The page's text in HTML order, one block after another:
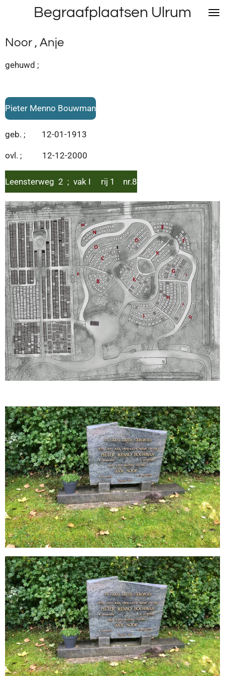
naar
de
hoofdinhoud
Begraafplaatsen Ulrum
Noor , Anje
gehuwd ;
Pieter Menno Bouwman
geb. ; 12-01-1913
ovl. ; 12-12-2000
Leensterweg 2 ; vak I rij 1 nr.8